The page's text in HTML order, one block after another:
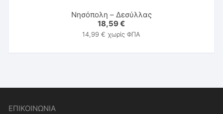
Νησόπολη – Δεσύλλας
18,59€
14,99€ χωρίς ΦΠΑ
ΕΠΙΚΟΙΝΩΝΙΑ